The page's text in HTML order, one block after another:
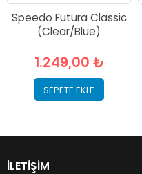
Speedo Futura Classic
(Clear/Blue)
1.249,00 ₺
SEPETE EKLE
İLETIŞIM